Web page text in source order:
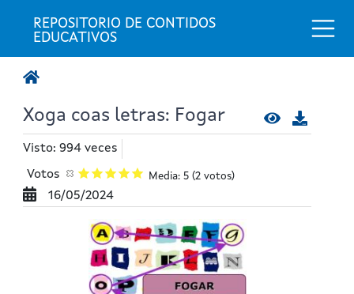
REPOSITORIO DE CONTIDOS
EDUCATIVOS
Xoga coas letras: Fogar
Visto: 994 veces
Votos Media: 5 (2 votos)
16/05/2024